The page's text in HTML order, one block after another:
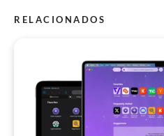
RELACIONADOS